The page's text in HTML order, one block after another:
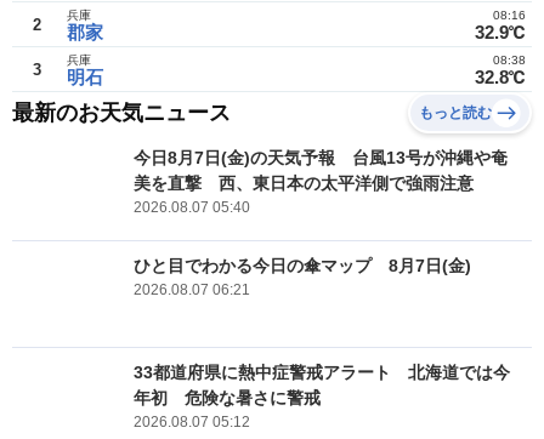
2 郡家
兵庫
32.9℃
08:16
3 明石
兵庫
32.8℃
08:38
最新のお天気ニュース もっと読む
今日8月7日(金)の天気予報 台風13号が沖縄や奄
美を直撃 西、東日本の太平洋側で強雨注意
2026.08.07 05:40
ひと目でわかる今日の傘マップ 8月7日(金)
2026.08.07 06:21
33都道府県に熱中症警戒アラート 北海道では今
年初 危険な暑さに警戒
2026.08.07 05:12